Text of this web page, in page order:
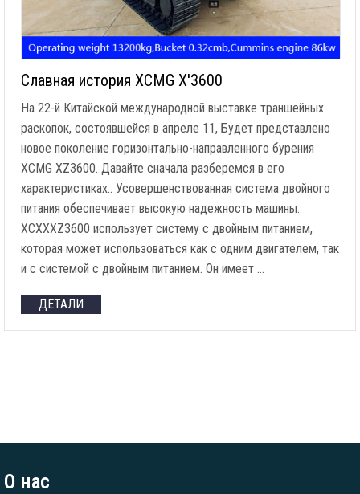
Славная история XCMG X'3600
На 22-й Китайской международной выставке траншейных
раскопок, состоявшейся в апреле 11, Будет представлено
новое поколение горизонтально-направленного бурения
XCMG XZ3600. Давайте сначала разберемся в его
характеристиках.. Усовершенствованная система двойного
питания обеспечивает высокую надежность машины.
XCXXXZ3600 использует систему с двойным питанием,
которая может использоваться как с одним двигателем, так
и с системой с двойным питанием. Он имеет …
ДЕТАЛИ
О нас